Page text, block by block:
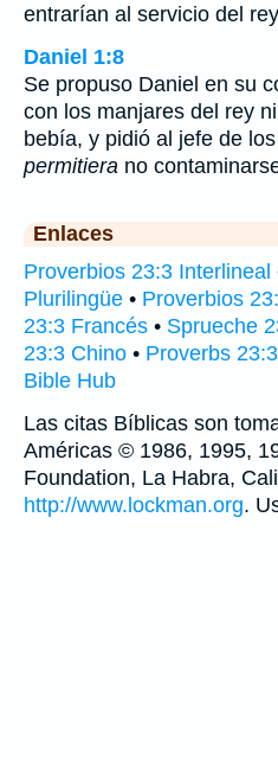
entrarían al servicio del
Daniel 1:8
Se propuso Daniel en su
con los manjares del rey
bebía, y pidió al jefe de
permitiera no
Enlaces
Proverbios 23:3 Interlineal
Plurilingüe • Proverbios
23:3 Francés • Sprueche
23:3 Chino • Proverbs
Bible Hub
Las citas Bíblicas son
Américas © 1986, 1995,
Foundation, La Habra,
http://www.lockman.org.